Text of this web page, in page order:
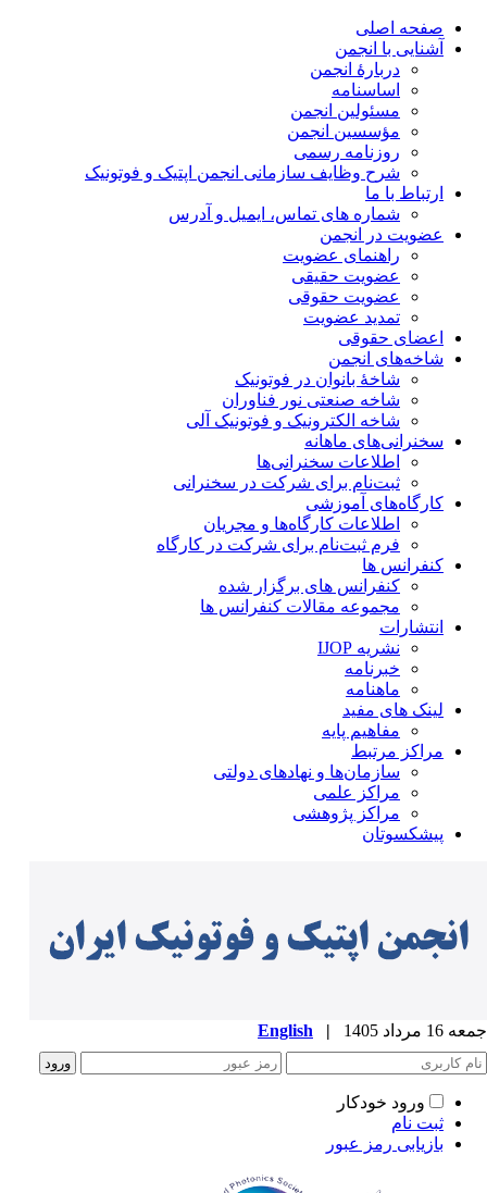
صفحه اصلی
آشنایی با انجمن
دربارۀ انجمن
اساسنامه
مسئولین انجمن
مؤسسین انجمن
روزنامه رسمی
شرح وظایف سازمانی انجمن اپتیک و فوتونیک
ارتباط با ما
شماره های تماس، ایمیل و آدرس
عضویت در انجمن
راهنمای عضویت
عضویت حقیقی
عضویت حقوقی
تمدید عضویت
اعضای حقوقی
شاخه‌های انجمن
شاخۀ بانوان در فوتونیک
شاخه صنعتی نور فناوران
شاخه‌ الکترونیک و فوتونیک آلی
سخنرانی‌های ماهانه
اطلاعات سخنرانی‌‌ها
ثبت‌نام برای شرکت در سخنرانی
کارگاه‌های آموزشی
اطلاعات کارگاه‌ها و مجریان
فرم ثبت‌نام برای شرکت در کارگاه
کنفرانس ها
کنفرانس های برگزار شده
مجموعه مقالات کنفرانس ها
انتشارات
نشریه IJOP
خبرنامه
ماهنامه
لینک های مفید
مفاهیم پایه
مراکز مرتبط
سازمان‌ها و نهادهای دولتی
مراکز علمی
مراکز پژوهشی
پیشکسوتان
مرداد 1405 |
English
ورود خودکار
ثبت نام
بازیابی رمز عبور